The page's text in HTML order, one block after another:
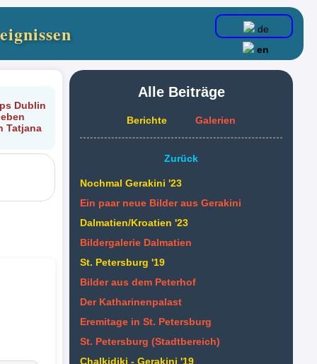
de
en
Dublin
Tatjana
Alle Beiträge
Berichte Galerien
Zurück
Nochmal Gerakini '23
Ein paar neue Bilder aus Gerakini
Dalmatien/Kroatien '23
Bildergalerie Dalmatien
St. Petersburg '19
Bilder aus dem Peterhof
Der Katharinenpalast
Eremitage in St. Petersburg
St. Petersburg (Stadtbereich)
Chalkidiki - Gerakini '19